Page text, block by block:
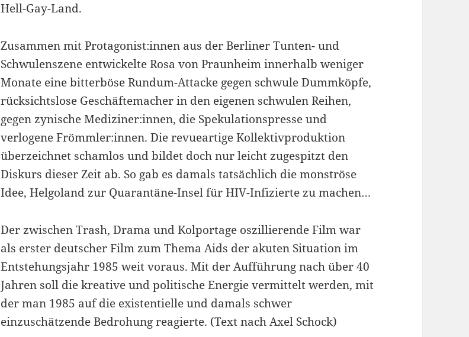
Hell-Gay-Land.
Zusammen mit Protagonist:innen aus der Berliner Tunten- und
Schwulenszene entwickelte Rosa von Praunheim innerhalb weniger
Monate eine bitterböse Rundum-Attacke gegen schwule Dummköpfe,
rücksichtslose Geschäftemacher in den eigenen schwulen Reihen,
gegen zynische Mediziner:innen, die Spekulationspresse und
verlogene Frömmler:innen. Die revueartige Kollektivproduktion
überzeichnet schamlos und bildet doch nur leicht zugespitzt den
Diskurs dieser Zeit ab. So gab es damals tatsächlich die monströse
Idee, Helgoland zur Quarantäne-Insel für HIV-Infizierte zu machen…
Der zwischen Trash, Drama und Kolportage oszillierende Film war
als erster deutscher Film zum Thema Aids der akuten Situation im
Entstehungsjahr 1985 weit voraus. Mit der Aufführung nach über 40
Jahren soll die kreative und politische Energie vermittelt werden, mit
der man 1985 auf die existentielle und damals schwer
einzuschätzende Bedrohung reagierte. (Text nach Axel Schock)